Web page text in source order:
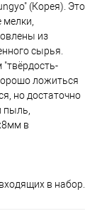
(Корея). Это
мелки,
из
сырья.
ложиться
но достаточно
пыль,
в
в набор.